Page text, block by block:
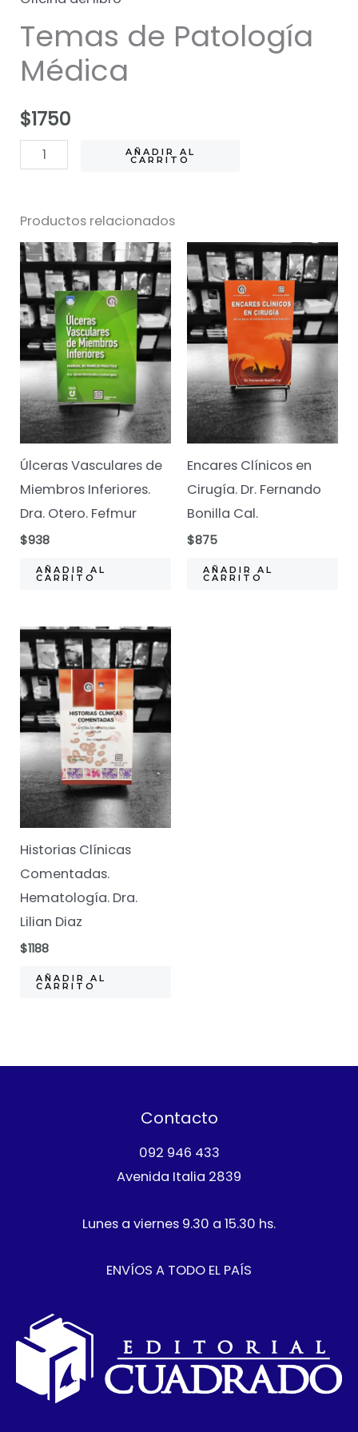
Temas de Patología
Médica
$1750
Temas
de
Médica
cantidad
AÑADIR AL
CARRITO
Productos relacionados
Úlceras Vasculares de
Miembros Inferiores.
Dra. Otero. Fefmur
$938
AÑADIR AL
CARRITO
Encares Clínicos en
Cirugía. Dr. Fernando
Bonilla Cal.
$875
AÑADIR AL
CARRITO
Historias Clínicas
Comentadas.
Hematología. Dra.
Lilian Diaz
$1188
AÑADIR AL
CARRITO
Contacto
092 946 433
Avenida Italia 2839
Lunes a viernes 9.30 a 15.30 hs.
ENVÍOS A TODO EL PAÍS